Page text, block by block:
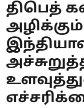
திபெத்